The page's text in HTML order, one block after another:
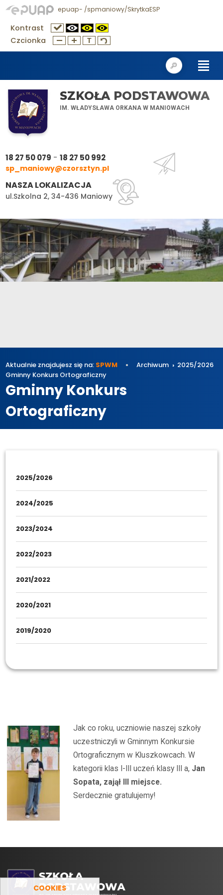
COOKIES
epuap- /spmaniowy/SkrytkaESP
Kontrast
Czcionka
SZKOŁA PODSTAWOWA
IM. WŁADYSŁAWA ORKANA W MANIOWACH
18 27 50 079 -18 27 50 992
sp_maniowy@czorsztyn.pl
NASZA LOKALIZACJA
ul.Szkolna 2, 34-436 Maniowy
Aktualnie znajdujesz się na: SPWM Archiwum
2025/2026
Gminny Konkurs Ortograficzny
Gminny Konkurs
Ortograficzny
2025/2026
2024/2025
2023/2024
2022/2023
2021/2022
2020/2021
2019/2020
Jak co roku, uczniowie naszej szkoły
uczestniczyli w Gminnym Konkursie
Ortograficznym w Kluszkowcach. W
kategorii klas I-III uczeń klasy III a, Jan
Sopata, zajął III miejsce.
Serdecznie gratulujemy!